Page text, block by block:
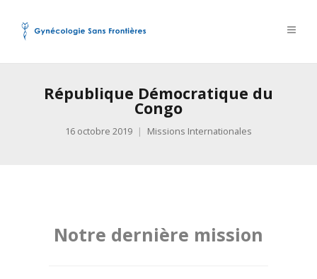
République Démocratique du
Congo
16 octobre 2019 Missions Internationales
Notre dernière mission